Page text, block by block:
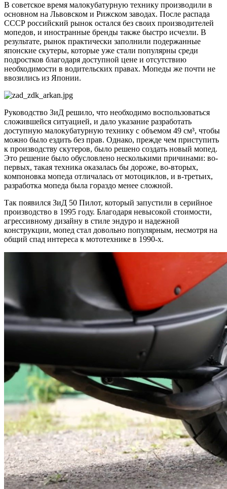
В советское время малокубатурную технику производили в
основном на Львовском и Рижском заводах. После распада
СССР российский рынок остался без своих производителей
мопедов, и иностранные бренды также быстро исчезли. В
результате, рынок практически заполнили подержанные
японские скутеры, которые уже стали популярны среди
подростков благодаря доступной цене и отсутствию
необходимости в водительских правах. Мопеды же почти не
ввозились из Японии.
Руководство ЗиД решило, что необходимо воспользоваться
сложившейся ситуацией, и дало указание разработать
доступную малокубатурную технику с объемом 49 см³, чтобы
можно было ездить без прав. Однако, прежде чем приступить
к производству скутеров, было решено создать новый мопед.
Это решение было обусловлено несколькими причинами: во-
первых, такая техника оказалась бы дороже, во-вторых,
компоновка мопеда отличалась от мотоциклов, и в-третьих,
разработка мопеда была гораздо менее сложной.
Так появился ЗиД 50 Пилот, который запустили в серийное
производство в 1995 году. Благодаря невысокой стоимости,
агрессивному дизайну в стиле эндуро и надежной
конструкции, мопед стал довольно популярным, несмотря на
общий спад интереса к мототехнике в 1990-х.